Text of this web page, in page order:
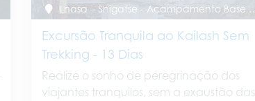
Lhasa – Shigatse - Acampamento Base do Everest - Caminhada Tranquila ao Kailash - Lago Manasarovar – Saga - Shigatse - Lhasa
Excursão Tranquila ao Kailash Sem
Trekking - 13 Dias
Realize o sonho de peregrinação dos
viajantes tranquilos, sem a exaustão das